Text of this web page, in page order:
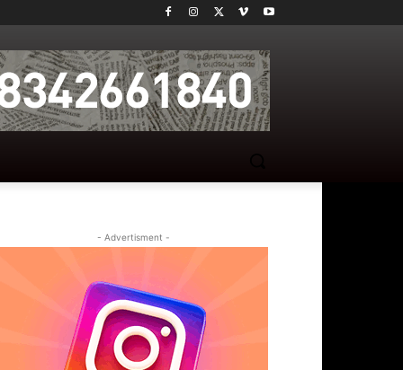
- Advertisment -